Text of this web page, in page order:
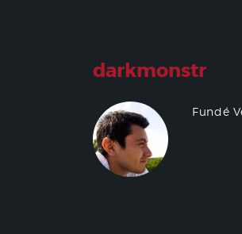
darkmonstr
Fundé